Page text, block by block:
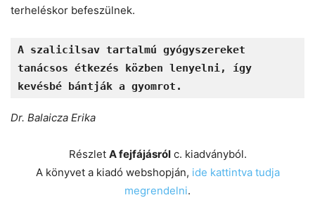
terheléskor befeszülnek.
A szalicilsav tartalmú gyógyszereket
tanácsos étkezés közben lenyelni, így
kevésbé bántják a gyomrot.
Dr. Balaicza Erika
Részlet A fejfájásrólc. kiadványból.
A könyvet a kiadó webshopján, ide kattintva tudja
megrendelni.